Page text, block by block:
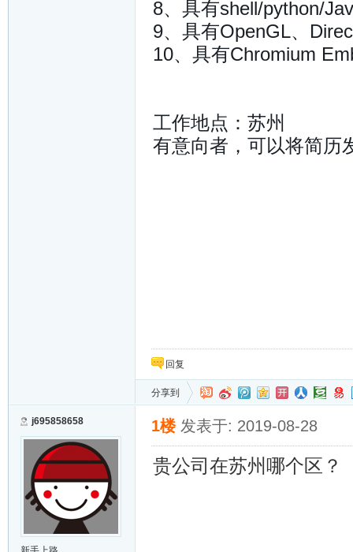
8、具有shell/python/
9、具有OpenGL、
10、具有Chromium
工作地点：苏州
有意向者，可以将简历
回复
分享到
j695858658 1楼 发表于: 2019-08-28
贵公司在苏州哪个区？